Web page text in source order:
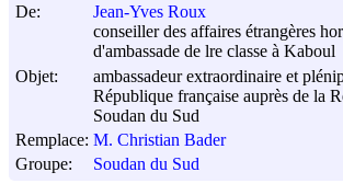
De:
Jean-Yves Roux
conseiller des affaires étrangères
d'ambassade de lre classe à Kaboul
Objet:
ambassadeur extraordinaire et
République française auprès de la
Soudan du Sud
Remplace: M. Christian Bader
Groupe:
Soudan du Sud